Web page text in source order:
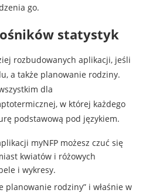
go.
statystyk
rozbudowanych aplikacji, jeśli
a także planowanie rodziny.
dla
w której każdego
podstawową pod językiem.
myNFP możesz czuć się
kwiatów i różowych
i wykresy.
planowanie rodziny” i właśnie w